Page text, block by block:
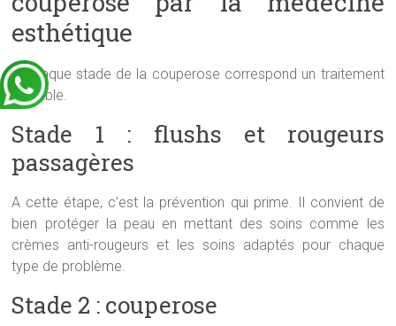
esthétique
A chaque stade de la couperose correspond un traitement
possible.
Stade 1 : flushs et rougeurs
passagères
A cette étape, c’est la prévention qui prime. Il convient de
bien protéger la peau en mettant des soins comme les
crèmes anti-rougeurs et les soins adaptés pour chaque
type de problème.
Stade 2 : couperose